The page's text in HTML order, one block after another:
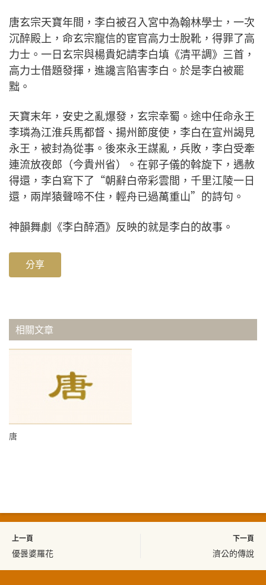
唐玄宗天寶年間，李白被召入宮中為翰林學士，一次
沉醉殿上，命玄宗寵信的宦官高力士脫靴，得罪了高
力士。一日玄宗與楊貴妃請李白填《清平調》三首，
高力士借題發揮，進讒言陷害李白。於是李白被罷
黜。
天寶末年，安史之亂爆發，玄宗幸蜀。途中任命永王
李璘為江淮兵馬都督、揚州節度使，李白在宣州謁見
永王，被封為從事。後來永王謀亂，兵敗，李白受牽
連流放夜郎（今貴州省）。在郭子儀的斡旋下，遇赦
得還，李白寫下了“朝辭白帝彩雲間，千里江陵一日
還，兩岸猿聲啼不住，輕舟已過萬重山”的詩句。
神韻舞劇《李白醉酒》反映的就是李白的故事。
分享
相關文章
唐
上一頁
優曇婆羅花
下一頁
濟公的傳說